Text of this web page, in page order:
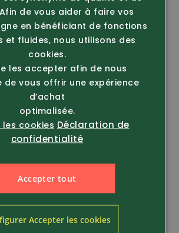
Article 272467
Efbe
Chemise edelweiss
manches longues
85.80
de vous aider à faire vos
en bénéficiant de fonctions
et fluides, nous utilisons des
cookies.
les accepter afin de nous
de vous offrir une expérience
d’achat
optimalisée.
les cookies Déclaration de
confidentialité
Accepter tout
Accepter les cookies